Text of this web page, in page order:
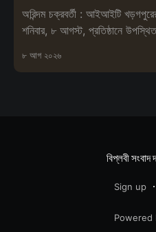
অরিন্দম চক্রবর্তী : আইআইটি
শনিবার, ৮ আগস্ট, প্রতিষ্ঠানে
৮ আগ ২০২৬
বিপ্লবী সংবাদ
Sign up
Powered